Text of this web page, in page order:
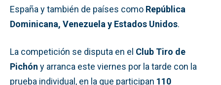
España y también de países como República
Dominicana, Venezuela y Estados Unidos.
La competición se disputa en el Club Tiro de
Pichón y arranca este viernes por la tarde con la
prueba individual, en la que participan 110